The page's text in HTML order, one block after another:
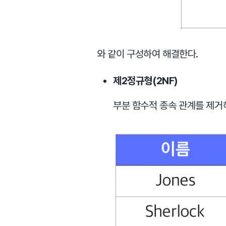
와 같이 구성하여 해결한다.
제2정규형(2NF)
부분 함수적 종속 관계를 제거